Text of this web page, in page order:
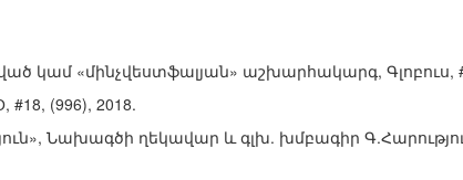
կամ «մինչվեստֆալյան» աշխարհակարգ, Գլոբուս,
#18, (996), 2018.
Նախագծի ղեկավար և գլխ. խմբագիր